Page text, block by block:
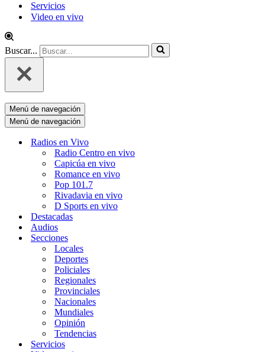
Servicios
Video en vivo
Buscar...
Menú de navegación
Menú de navegación
Radios en Vivo
Radio Centro en vivo
Capicúa en vivo
Romance en vivo
Pop 101.7
Rivadavia en vivo
D Sports en vivo
Destacadas
Audios
Secciones
Locales
Deportes
Policiales
Regionales
Provinciales
Nacionales
Mundiales
Opinión
Tendencias
Servicios